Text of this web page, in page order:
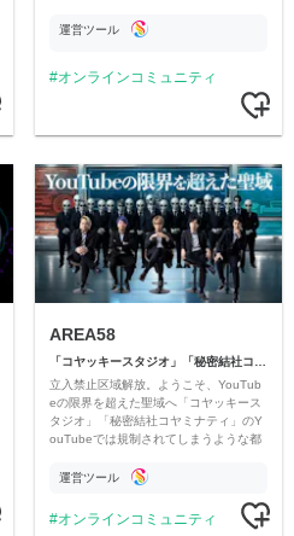
運営ツール
オンラインコミュニティ
AREA58
立入禁止区域解放。ようこそ、YouTub
eの限界を超えた聖域へ「コヤッキース
タジオ」「秘密結社コヤミナティ」のY
ouTubeでは規制されてしまうような都
公開。
運営ツール
オンラインコミュニティ